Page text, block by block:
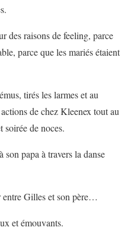
des raisons de feeling, parce
parce que les mariés étaient
tirés les larmes et au
de chez Kleenex tout au
de noces.
papa à travers la danse
entre Gilles et son père…
et émouvants.